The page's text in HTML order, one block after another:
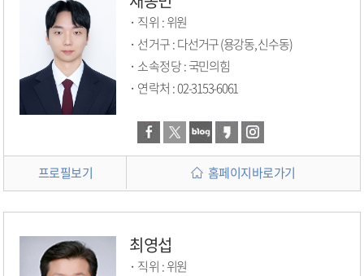
직위 :위원
선거구 :
다선거구 (용강동, 신수동)
소속정당 :국민의힘
연락처 :02-3153-6061
프로필보기 홈페이지바로가기
최영섭
직위 :위원